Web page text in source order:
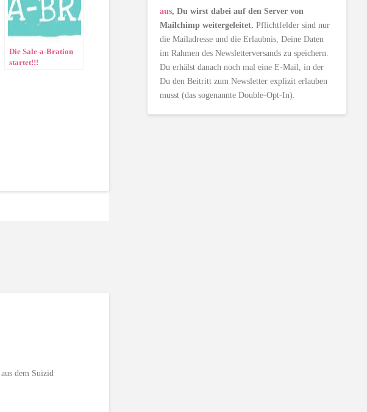
Die Sale-a-Bration
startet!!!
dem Suizid
aus, Du wirst dabei auf den Server von
Mailchimp weitergeleitet. Pflichtfelder sind nur
die Mailadresse und die Erlaubnis, Deine Daten
im Rahmen des Newsletterversands zu speichern.
Du erhälst danach noch mal eine E-Mail, in der
Du den Beitritt zum Newsletter explizit erlauben
musst (das sogenannte Double-Opt-In).